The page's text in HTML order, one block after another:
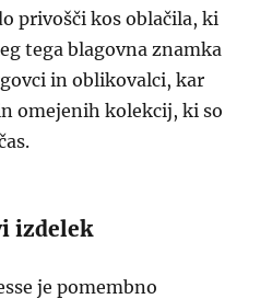
privošči kos oblačila, ki
tega blagovna znamka
in oblikovalci, kar
omejenih kolekcij, ki so
izdelek
je pomembno